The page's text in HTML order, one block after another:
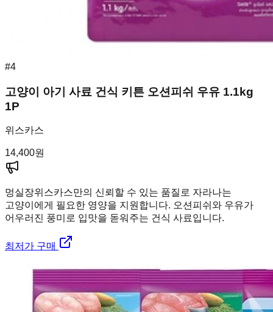
#4
고양이 아기 사료 건식 키튼 오션피쉬 우유 1.1kg
1P
위스카스
14,400원
멍실장위스카스만의 신뢰할 수 있는 품질로 자라나는
고양이에게 필요한 영양을 지원합니다. 오션피쉬와 우유가
어우러진 풍미로 입맛을 돋워주는 건식 사료입니다.
최저가 구매